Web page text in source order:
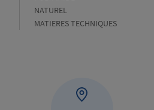
Couleur
NATUREL
Marché
MATIERES TECHNIQUES